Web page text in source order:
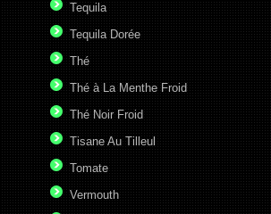
Tequila
Tequila Dorée
Thé
Thé à La Menthe Froid
Thé Noir Froid
Tisane Au Tilleul
Tomate
Vermouth